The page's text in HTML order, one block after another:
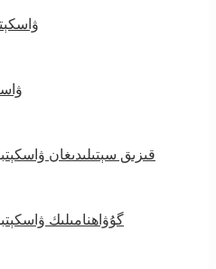
قىزىق سېتىلىدىغان
گۇۋاھنامىلىك